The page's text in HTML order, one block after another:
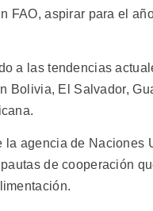
FAO, aspirar para el
a las tendencias
Bolivia, El Salvador,
la agencia de Naciones
de cooperación